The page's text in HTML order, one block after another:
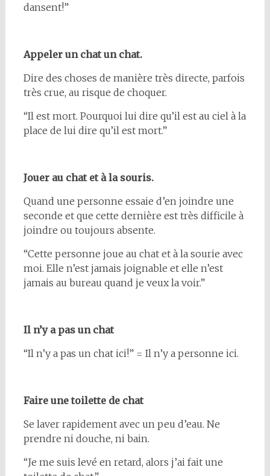
dansent!”
Appeler un chat un chat.
Dire des choses de manière très directe, parfois
très crue, au risque de choquer.
“Il est mort. Pourquoi lui dire qu’il est au ciel à la
place de lui dire qu’il est mort.”
Jouer au chat et à la souris.
Quand une personne essaie d’en joindre une
seconde et que cette dernière est très difficile à
joindre ou toujours absente.
“Cette personne joue au chat et à la sourie avec
moi. Elle n’est jamais joignable et elle n’est
jamais au bureau quand je veux la voir.”
Il n’y a pas un chat
“Il n’y a pas un chat ici!” = Il n’y a personne ici.
Faire une toilette de chat
Se laver rapidement avec un peu d’eau. Ne
prendre ni douche, ni bain.
“Je me suis levé en retard, alors j’ai fait une